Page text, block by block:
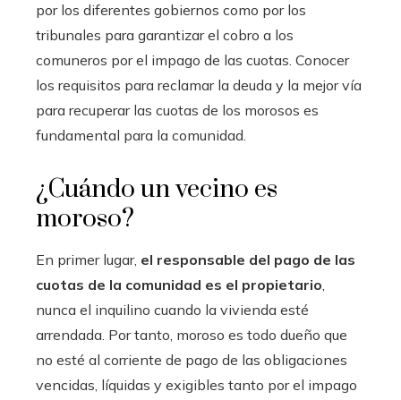
por los diferentes gobiernos como por los
tribunales para garantizar el cobro a los
comuneros por el impago de las cuotas. Conocer
los requisitos para reclamar la deuda y la mejor vía
para recuperar las cuotas de los morosos es
fundamental para la comunidad.
¿Cuándo un vecino es
moroso?
En primer lugar, el responsable del pago de las
cuotas de la comunidad es el propietario,
nunca el inquilino cuando la vivienda esté
arrendada. Por tanto, moroso es todo dueño que
no esté al corriente de pago de las obligaciones
vencidas, líquidas y exigibles tanto por el impago